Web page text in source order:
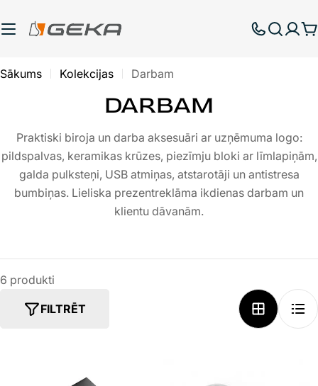
uz
Sākums Kolekcijas Darbam
DARBAM
Praktiski biroja un darba aksesuāri ar uzņēmuma logo:
pildspalvas, keramikas krūzes, piezīmju bloki ar līmlapiņām,
galda pulksteņi, USB atmiņas, atstarotāji un antistresa
bumbiņas. Lieliska prezentreklāma ikdienas darbam un
klientu dāvanām.
6 produkti
FILTRĒT